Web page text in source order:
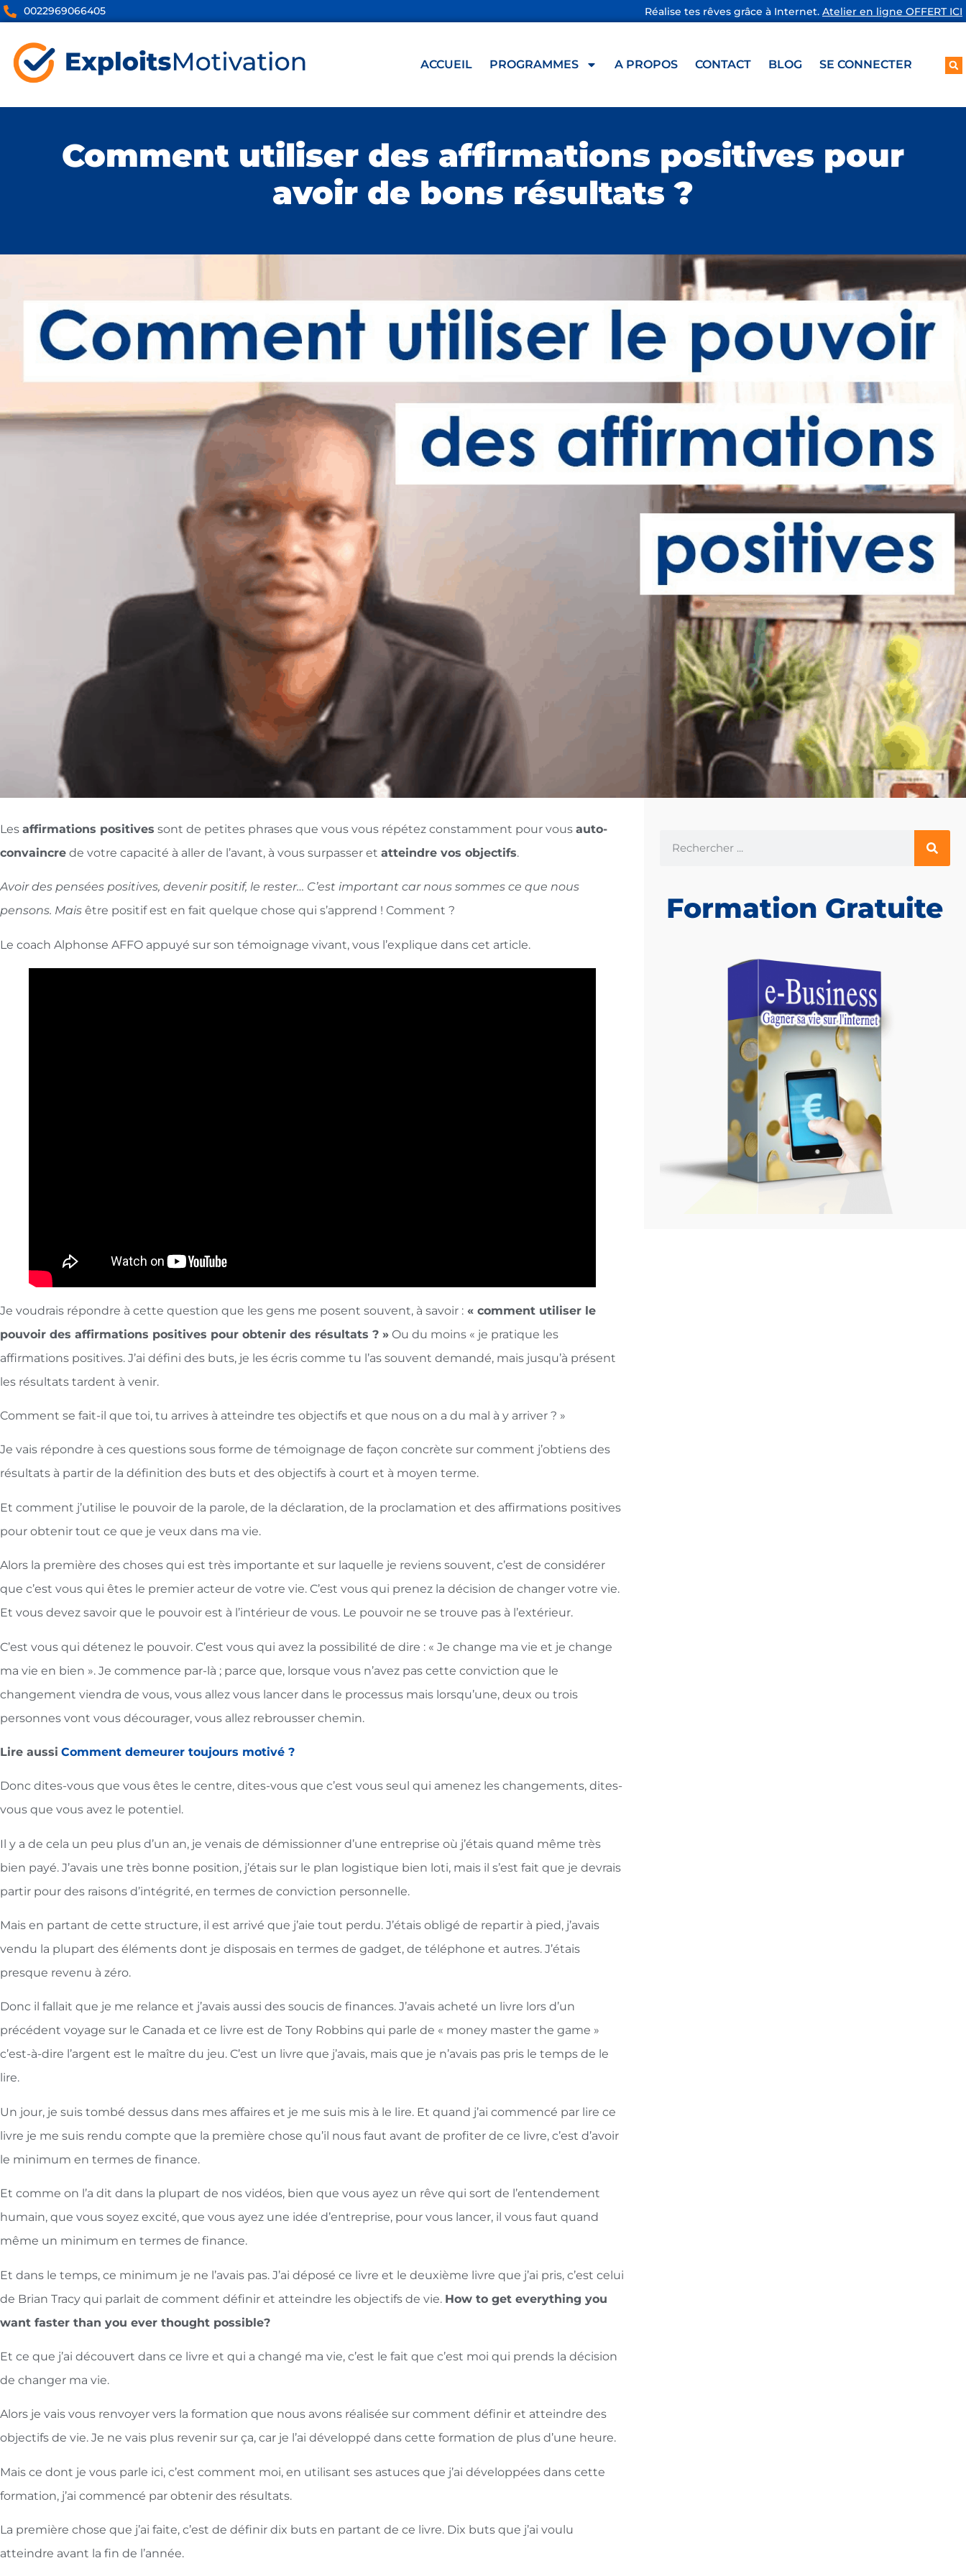
0022969066405 Réalise tes rêves grâce à Internet. Atelier en ligne OFFERT ICI
ACCUEIL PROGRAMMES A PROPOS CONTACT BLOG SE CONNECTER
Comment utiliser des affirmations positives pour
avoir de bons résultats ?
Les affirmations positives sont de petites phrases que vous vous répétez constamment pour vous auto-
convaincre de votre capacité à aller de l’avant, à vous surpasser et atteindre vos objectifs.
Avoir des pensées positives, devenir positif, le rester… C’est important car nous sommes ce que nous
pensons. Mais être positif est en fait quelque chose qui s’apprend ! Comment ?
Le coach Alphonse AFFO appuyé sur son témoignage vivant, vous l’explique dans cet article.
Je voudrais répondre à cette question que les gens me posent souvent, à savoir : « comment utiliser le
pouvoir des affirmations positives pour obtenir des résultats ? » Ou du moins « je pratique les
affirmations positives. J’ai défini des buts, je les écris comme tu l’as souvent demandé, mais jusqu’à présent
les résultats tardent à venir.
Comment se fait-il que toi, tu arrives à atteindre tes objectifs et que nous on a du mal à y arriver ? »
Je vais répondre à ces questions sous forme de témoignage de façon concrète sur comment j’obtiens des
résultats à partir de la définition des buts et des objectifs à court et à moyen terme.
Et comment j’utilise le pouvoir de la parole, de la déclaration, de la proclamation et des affirmations positives
pour obtenir tout ce que je veux dans ma vie.
Alors la première des choses qui est très importante et sur laquelle je reviens souvent, c’est de considérer
que c’est vous qui êtes le premier acteur de votre vie. C’est vous qui prenez la décision de changer votre vie.
Et vous devez savoir que le pouvoir est à l’intérieur de vous. Le pouvoir ne se trouve pas à l’extérieur.
C’est vous qui détenez le pouvoir. C’est vous qui avez la possibilité de dire : « Je change ma vie et je change
ma vie en bien ». Je commence par-là ; parce que, lorsque vous n’avez pas cette conviction que le
changement viendra de vous, vous allez vous lancer dans le processus mais lorsqu’une, deux ou trois
personnes vont vous décourager, vous allez rebrousser chemin.
Lire aussi Comment demeurer toujours motivé ?
Donc dites-vous que vous êtes le centre, dites-vous que c’est vous seul qui amenez les changements, dites-
vous que vous avez le potentiel.
Il y a de cela un peu plus d’un an, je venais de démissionner d’une entreprise où j’étais quand même très
bien payé. J’avais une très bonne position, j’étais sur le plan logistique bien loti, mais il s’est fait que je devrais
partir pour des raisons d’intégrité, en termes de conviction personnelle.
Mais en partant de cette structure, il est arrivé que j’aie tout perdu. J’étais obligé de repartir à pied, j’avais
vendu la plupart des éléments dont je disposais en termes de gadget, de téléphone et autres. J’étais
presque revenu à zéro.
Donc il fallait que je me relance et j’avais aussi des soucis de finances. J’avais acheté un livre lors d’un
précédent voyage sur le Canada et ce livre est de Tony Robbins qui parle de « money master the game »
c’est-à-dire l’argent est le maître du jeu. C’est un livre que j’avais, mais que je n’avais pas pris le temps de le
lire.
Un jour, je suis tombé dessus dans mes affaires et je me suis mis à le lire. Et quand j’ai commencé par lire ce
livre je me suis rendu compte que la première chose qu’il nous faut avant de profiter de ce livre, c’est d’avoir
le minimum en termes de finance.
Et comme on l’a dit dans la plupart de nos vidéos, bien que vous ayez un rêve qui sort de l’entendement
humain, que vous soyez excité, que vous ayez une idée d’entreprise, pour vous lancer, il vous faut quand
même un minimum en termes de finance.
Et dans le temps, ce minimum je ne l’avais pas. J’ai déposé ce livre et le deuxième livre que j’ai pris, c’est celui
de Brian Tracy qui parlait de comment définir et atteindre les objectifs de vie. How to get everything you
want faster than you ever thought possible?
Et ce que j’ai découvert dans ce livre et qui a changé ma vie, c’est le fait que c’est moi qui prends la décision
de changer ma vie.
Alors je vais vous renvoyer vers la formation que nous avons réalisée sur comment définir et atteindre des
objectifs de vie. Je ne vais plus revenir sur ça, car je l’ai développé dans cette formation de plus d’une heure.
Mais ce dont je vous parle ici, c’est comment moi, en utilisant ses astuces que j’ai développées dans cette
formation, j’ai commencé par obtenir des résultats.
La première chose que j’ai faite, c’est de définir dix buts en partant de ce livre. Dix buts que j’ai voulu
atteindre avant la fin de l’année.
Formation Gratuite